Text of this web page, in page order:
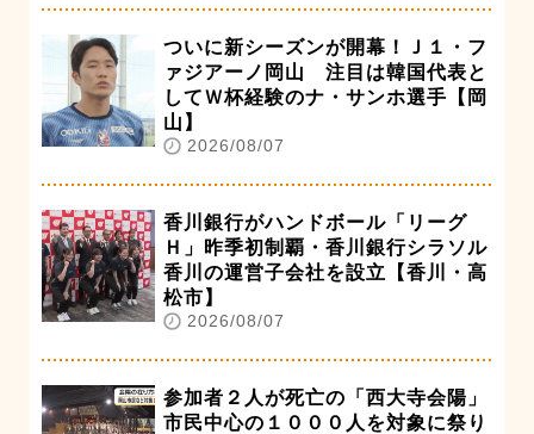
ついに新シーズンが開幕！Ｊ１・フ
ァジアーノ岡山 注目は韓国代表と
してＷ杯経験のナ・サンホ選手【岡
山】
2026/08/07
香川銀行がハンドボール「リーグ
Ｈ」昨季初制覇・香川銀行シラソル
香川の運営子会社を設立【香川・高
松市】
2026/08/07
参加者２人が死亡の「西大寺会陽」
市民中心の１０００人を対象に祭り